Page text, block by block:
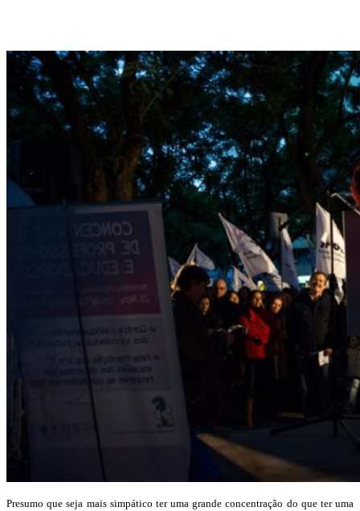
Presumo que seja mais simpático ter uma grande concentração do que ter uma